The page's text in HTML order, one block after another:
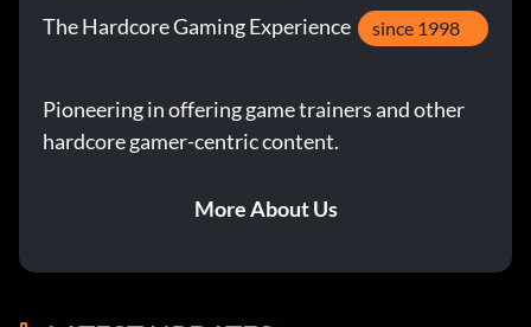
The Hardcore Gaming Experience since 1998
Pioneering in offering game trainers and other
hardcore gamer-centric content.
More About Us